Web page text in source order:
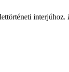
interjúhoz.